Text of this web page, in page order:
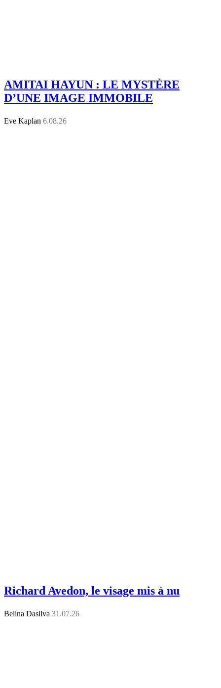
AMITAI HAYUN : LE MYSTÈRE
D’UNE IMAGE IMMOBILE
Eve Kaplan 6.08.26
Richard Avedon, le visage mis à nu
Belina Dasilva 31.07.26